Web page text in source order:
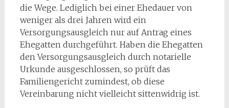
die Wege. Lediglich bei einer Ehedauer von
weniger als drei Jahren wird ein
Versorgungsausgleich nur auf Antrag eines
Ehegatten durchgeführt. Haben die Ehegatten
den Versorgungsausgleich durch notarielle
Urkunde ausgeschlossen, so prüft das
Familiengericht zumindest, ob diese
Vereinbarung nicht vielleicht sittenwidrig ist.